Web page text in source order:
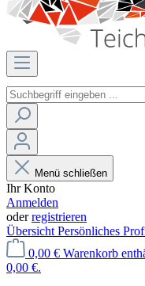
Menü schließen
Ihr Konto
Anmelden
oderregistrieren
Übersicht Persönliches
0,00 € Warenkorb
0,00 €.